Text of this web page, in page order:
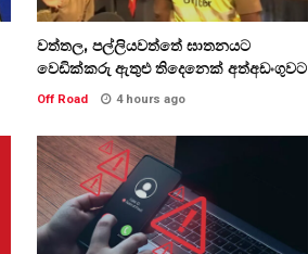
වත්තල, පල්ලියවත්තේ ඝාතනයට
වෙඩික්කරු ඇතුළු තිදෙනෙක් අත්අඩංගුවට
Off Road 4 hours ago